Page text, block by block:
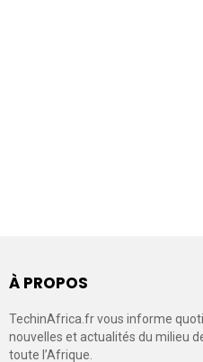
À PROPOS
TechinAfrica.fr vous informe
nouvelles et actualités du milieu
toute l’Afrique.